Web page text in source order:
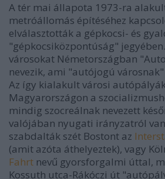
A tér mai állapota 1973-ra
metróállomás építéséhez
elválasztották a gépkocsi- és
"gépkocsiközpontúság"
városokat Németországban
nevezik, ami "autójogú
Az így kialakult városi
Magyarországon a
mindig szocreálnak nevezett
valójában nyugati irányzatról
szabdalták szét Bostont az
(amit azóta áthelyeztek), vagy
Fahrt nevű gyorsforgalmi úttal,
Kossuth utca-Rákóczi út